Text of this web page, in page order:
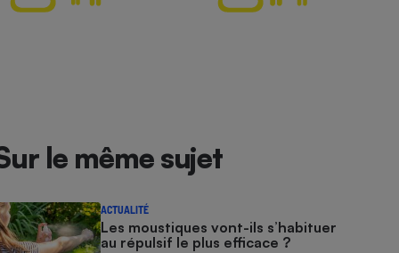
le même sujet
ACTUALITÉ
Les moustiques vont-ils s’habituer
au répulsif le plus efficace ?